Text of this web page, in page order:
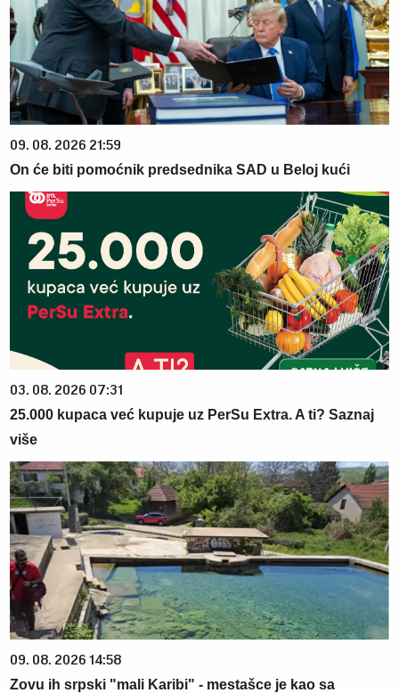
09. 08. 2026 21:59
On će biti pomoćnik predsednika SAD u Beloj kući
03. 08. 2026 07:31
25.000 kupaca već kupuje uz PerSu Extra. A ti? Saznaj
više
09. 08. 2026 14:58
Zovu ih srpski "mali Karibi" - mestašce je kao sa